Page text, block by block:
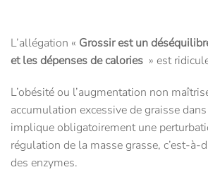
L’allégation « Grossir est un
et les dépenses de calories » est
L’obésité ou l’augmentation non
accumulation excessive de graisse
implique obligatoirement une
régulation de la masse grasse, c’est-à-
des enzymes.